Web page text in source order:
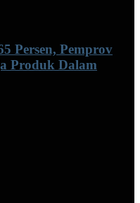
Persen, Pemprov
Produk Dalam